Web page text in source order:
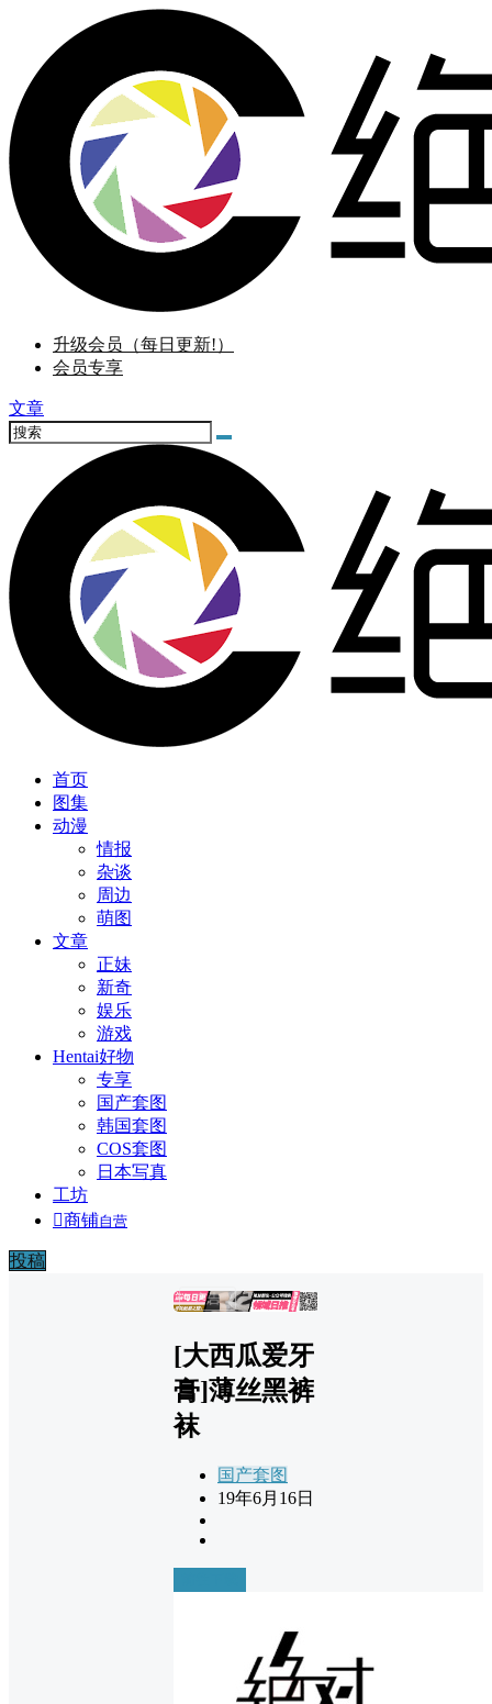
升级会员（每日更新!）
会员专享
文章
首页
图集
动漫
情报
杂谈
周边
萌图
文章
正妹
新奇
娱乐
游戏
Hentai好物
专享
国产套图
韩国套图
COS套图
日本写真
工坊
商铺自营
投稿
广告
[大西瓜爱牙
膏]薄丝黑裤
袜
国产套图
19年6月16日